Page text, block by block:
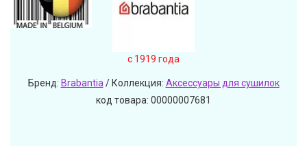
c 1919 года
Бренд: Brabantia/ Коллекция: Аксессуары для сушилок
код товара: 00000007681